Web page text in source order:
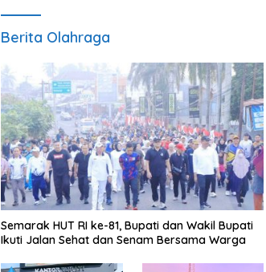
Berita Olahraga
Semarak HUT RI ke-81, Bupati dan Wakil Bupati
Ikuti Jalan Sehat dan Senam Bersama Warga